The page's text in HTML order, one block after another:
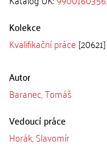
Kolekce
Kvalifikační práce [20621]
Autor
Baranec, Tomáš
Vedoucí práce
Horák, Slavomír